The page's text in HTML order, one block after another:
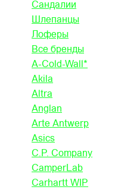
Сандалии
Шлепанцы
Лоферы
Все бренды
A-Cold-Wall*
Akila
Altra
Anglan
Arte Antwerp
Asics
C.P. Company
CamperLab
Carhartt WIP